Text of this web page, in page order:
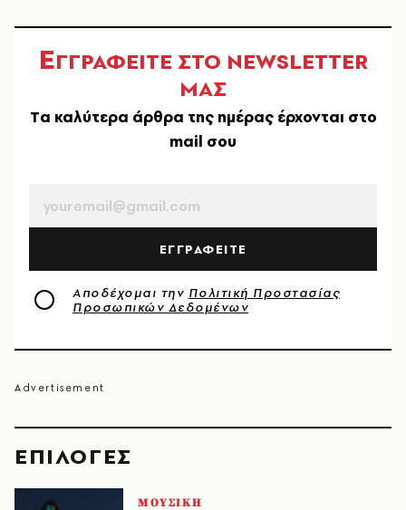
EΠΙΛΟΓΈΣ
ΜΟΥΣΙΚΗ
ΕΓΓΡΑΦΕΙΤΕ ΣΤΟ NEWSLETTER
ΜΑΣ
Tα καλύτερα άρθρα της ημέρας έρχονται στο
mail σου
ΕΓΓΡΑΦΕΙΤΕ
Αποδέχομαι την Πολιτική Προστασίας
Προσωπικών Δεδομένων